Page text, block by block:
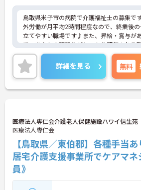
鳥取県米子市の病院で介護福祉士の募集で
外労働が月平均2時間程度なので、終業後
立てやすい職場です♪また、昇給・賞与が
で、あなたの頑張りがしっかり評価される
◎ご興味のある方は、面接ポイントをお伝
ので、お気軽にご連絡ください。
詳細を見る 無料
医療法人専仁会介護老人保健施設ハワイ信生
医療法人専仁会
【鳥取県／東伯郡】各種手当
居宅介護支援事業所でケアマ
員》